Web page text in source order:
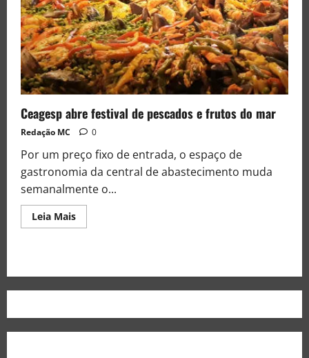
Ceagesp abre festival de pescados e frutos do mar
Redação MC 0
Por um preço fixo de entrada, o espaço de
gastronomia da central de abastecimento muda
semanalmente o...
Leia Mais